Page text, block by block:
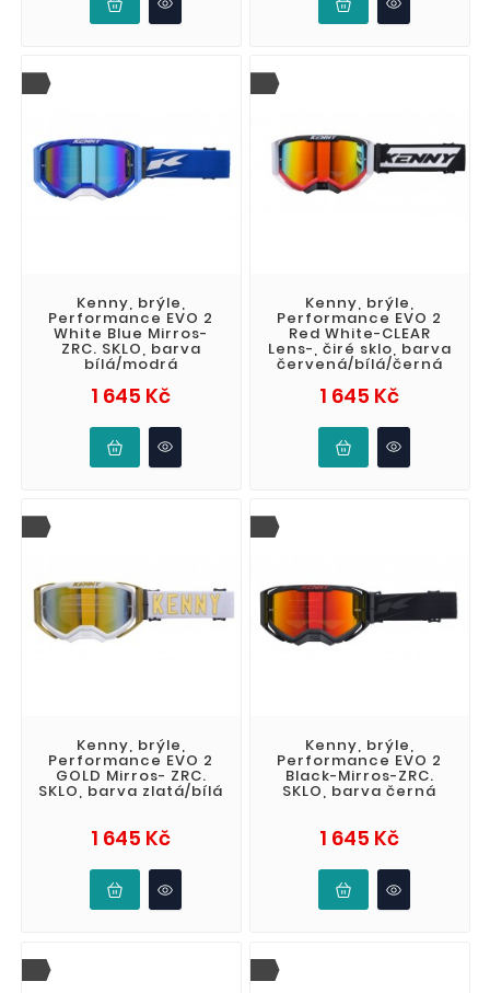
Kenny, brýle,
Performance EVO 2
White Blue Mirros-
ZRC. SKLO, barva
bílá/modrá
1 645 KčCena
Kenny, brýle,
Performance EVO 2
Red White-CLEAR
Lens-, čiré sklo, barva
červená/bílá/černá
1 645 KčCena
Kenny, brýle,
Performance EVO 2
GOLD Mirros- ZRC.
SKLO, barva zlatá/bílá
1 645 KčCena
Kenny, brýle,
Performance EVO 2
Black-Mirros-ZRC.
SKLO, barva černá
1 645 KčCena